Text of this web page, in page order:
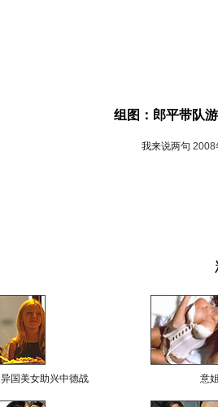
组图：郎平带队
我来说两句 2008
异国美女助兴中德战 意